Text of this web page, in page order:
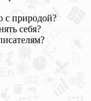
с природой?
себя?